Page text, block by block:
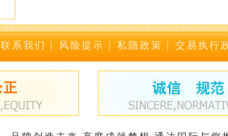
联系我们 风险提示 私隐政策 交易执行